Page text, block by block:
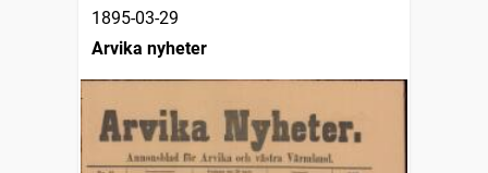
1895-03-29
Arvika nyheter